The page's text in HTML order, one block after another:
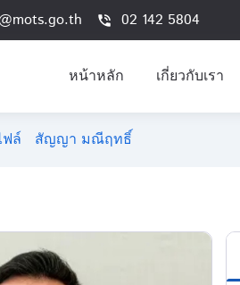
phone_in_talk 02 142 5804
หน้าหลัก เกี่ยวกับเรา
ฟล์ สัญญา มณีฤทธิ์